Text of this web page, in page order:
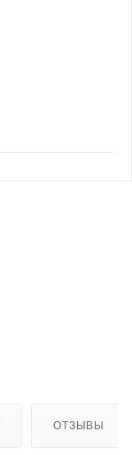
ОТЗЫВЫ